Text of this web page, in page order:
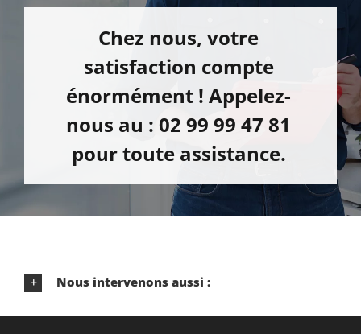
Chez nous, votre
satisfaction compte
énormément ! Appelez-
nous au : 02 99 99 47 81
pour toute assistance.
Nous intervenons aussi :